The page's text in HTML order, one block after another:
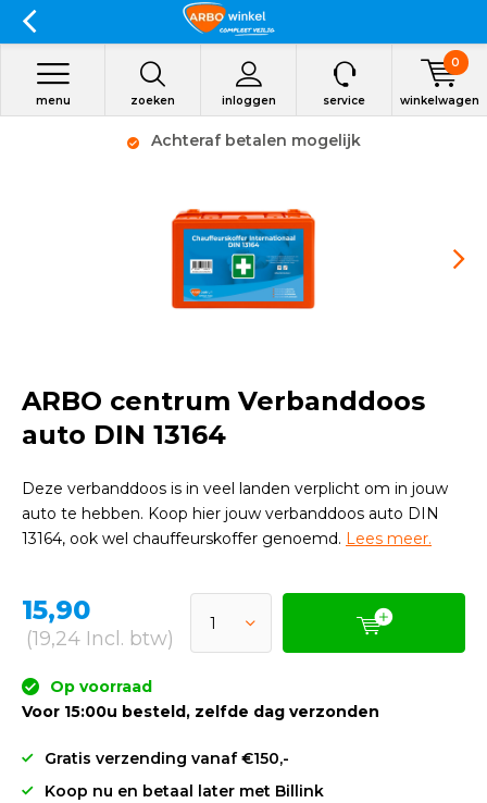
zoeken inloggen
menu service winkelwagen
0
Achteraf betalen mogelijk
ARBO centrum Verbanddoos
auto DIN 13164
Deze verbanddoos is in veel landen verplicht om in jouw
auto te hebben. Koop hier jouw verbanddoos auto DIN
13164, ook wel chauffeurskoffer genoemd. Lees meer.
15,90
(19,24 Incl. btw)
Op voorraad
Voor 15:00u besteld, zelfde dag verzonden
Gratis verzending vanaf €150,-
Koop nu en betaal later met Billink